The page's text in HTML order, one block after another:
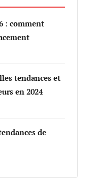
: comment
tendances et
en 2024
de